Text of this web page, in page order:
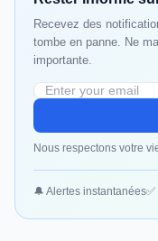
Recevez des
tombe en panne. Ne
importante.
Nous respectons votre
🔔 Alertes instantanées